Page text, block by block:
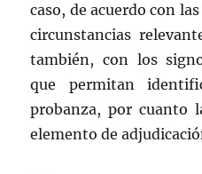
caso, de acuerdo con
circunstancias
también, con los
que permitan
probanza, por cuanto
elemento de